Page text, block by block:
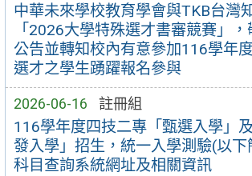
中華未來學校教育學會與TKB台灣
「2026大學特殊選才書審競賽」
公告並轉知校內有意參加116學年
選才之學生踴躍報名參與
2026-06-16 註冊組
116學年度四技二專「甄選入學」
發入學」招生，統一入學測驗(以
科目查詢系統網址及相關資訊